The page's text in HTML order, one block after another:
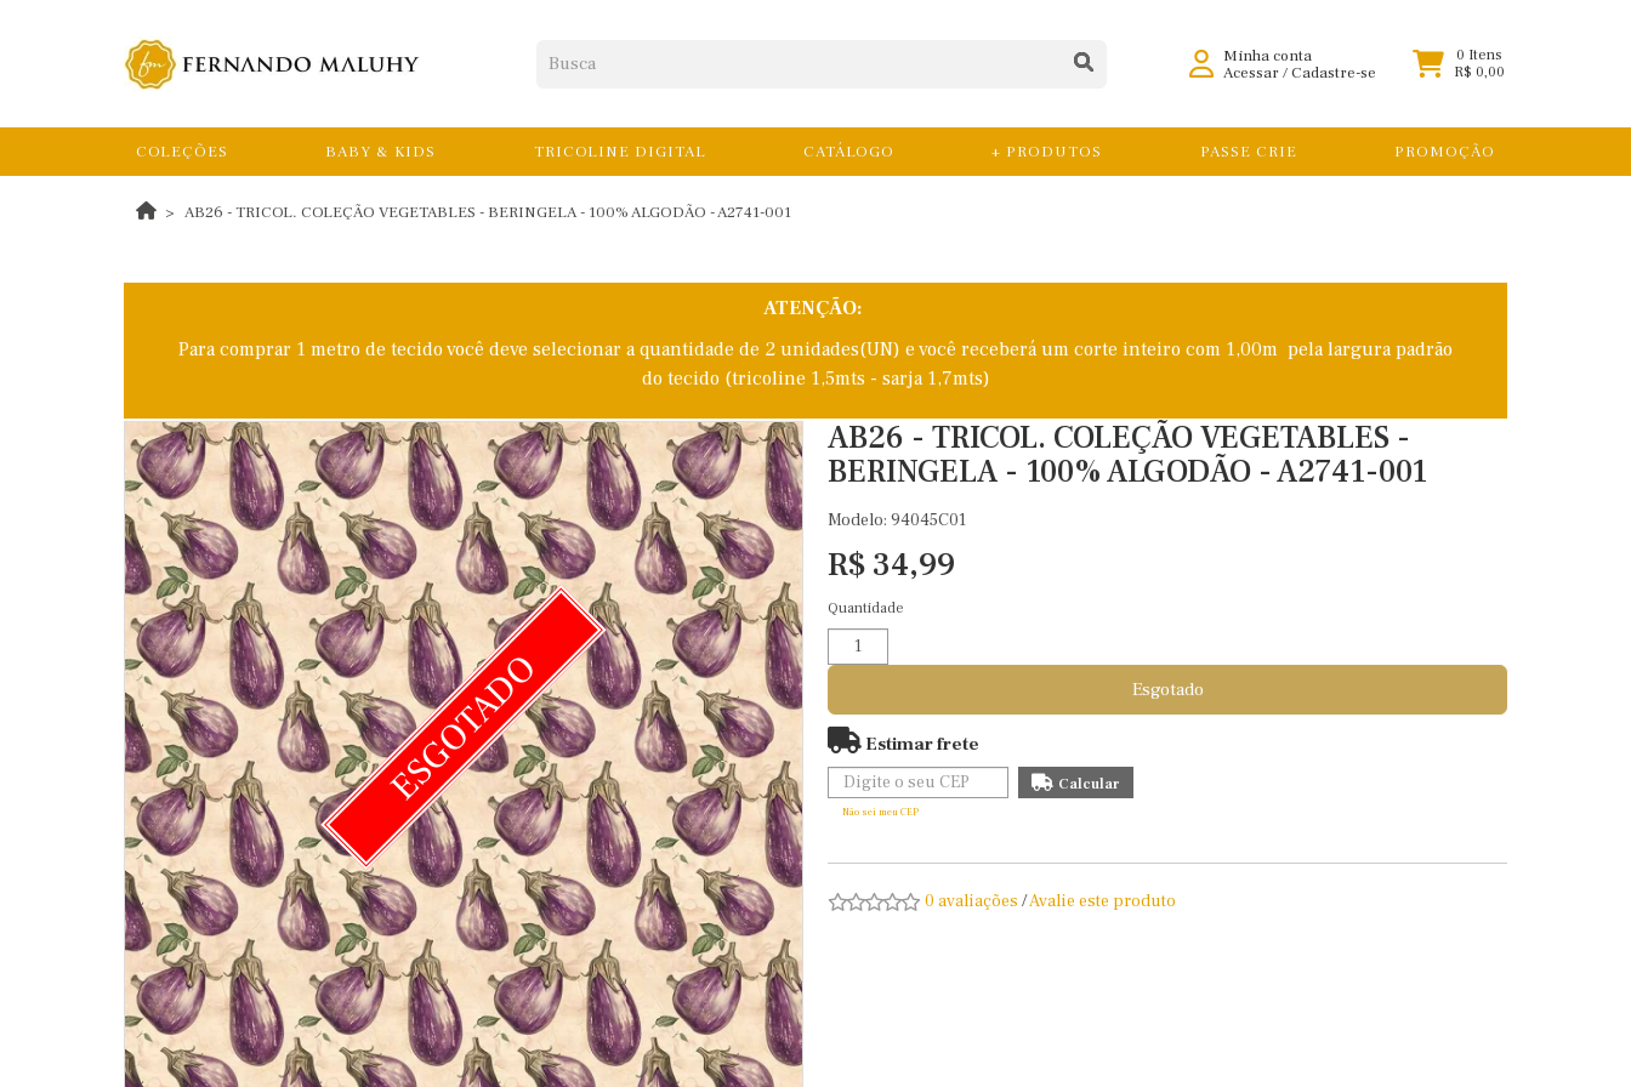
Minha conta
Acessar/Cadastre-se
0 Itens
R$ 0,00
COLEÇÕES BABY & KIDS TRICOLINE DIGITAL CATÁLOGO + PRODUTOS PASSE CRIE PROMOÇÃO
AB26 - TRICOL. COLEÇÃO VEGETABLES - BERINGELA - 100% ALGODÃO - A2741-001
ATENÇÃO:
Para comprar 1 metro de tecido você deve selecionar a quantidade de 2 unidades(UN) e você receberá um corte inteiro com 1,00m pela largura padrão
do tecido (tricoline 1,5mts - sarja 1,7mts)
ESGOTADO
AB26 - TRICOL. COLEÇÃO VEGETABLES -
BERINGELA - 100% ALGODÃO - A2741-001
Modelo: 94045C01
R$ 34,99
Quantidade
Esgotado
Estimar frete
Não sei meu CEP
0 avaliações /Avalie este produto